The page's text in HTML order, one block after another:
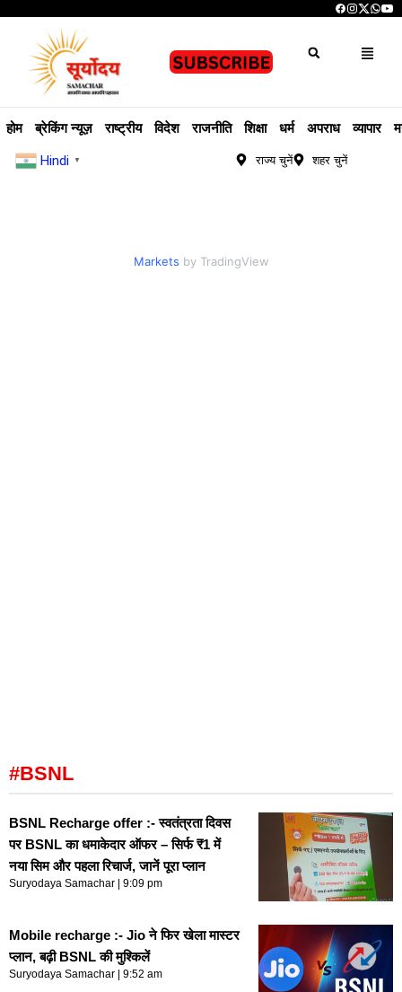
होम ब्रेकिंग न्यूज़ राष्ट्रीय विदेश राजनीति शिक्षा धर्म अपराध व्यापार
Hindi ▼ राज्य चुनें शहर चुनें
Markets by TradingView
#BSNL
BSNL Recharge offer :- स्वतंत्रता दिवस
पर BSNL का धमाकेदार ऑफर – सिर्फ ₹1 में
नया सिम और पहला रिचार्ज, जानें पूरा प्लान
Suryodaya Samachar 9:09 pm
Mobile recharge :- Jio ने फिर खेला मास्टर
प्लान, बढ़ी BSNL की मुश्किलें
Suryodaya Samachar 9:52 am